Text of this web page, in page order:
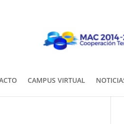
CAMPUS VIRTUAL